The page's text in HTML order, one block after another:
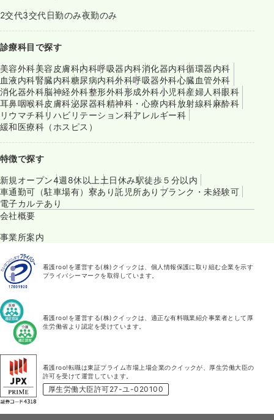
2交代3交代日勤のみ夜勤のみ
診療科目で探す
美容外科美容皮膚科内科呼吸器内科消化器内科循環器内科
血液内科腎臓内科糖尿病内科外科呼吸器外科心臓血管外科
消化器外科脳神経外科整形外科形成外科小児科産婦人科眼科
耳鼻咽喉科皮膚科泌尿器科精神科・心療内科放射線科麻酔科
リウマチ科リハビリテーション科アレルギー科
緩和医療科（ホスピス）
特徴で探す
新規オープン4週8休以上 土日休み駅徒歩５分以内
車通勤可（駐車場有） 寮あり託児所あり ブランク・未経験可
電子カルテあり
会社概要
事業所案内
看護roo!を運営する(株)クイックは、個人情報保護に取り組む企業を示す
プライバシーマークを取得しています。
看護roo!を運営する(株)クイックは、適正な有料職業紹介事業者として厚
生労働省より認定を受けています。
看護roo!転職は東証プライム市場上場企業のクイックが、厚生労働大臣の
許可を受けて運営しています。
厚生労働大臣許可27-ユ-020100